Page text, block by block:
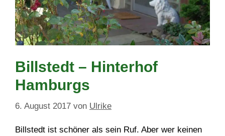
Billstedt – Hinterhof
Hamburgs
6. August 2017 von Ulrike
Billstedt ist schöner als sein Ruf. Aber wer keinen